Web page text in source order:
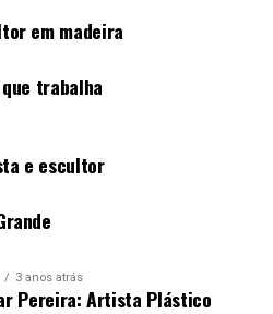
em madeira
trabalha
e escultor
3 anos atrás
Pereira: Artista Plástico